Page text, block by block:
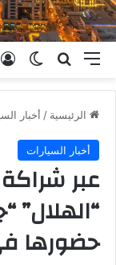
القائمة بحث عن
الرئيسية / أخبار
أخبار السيارات
عبر
“الهلال”
حضورها